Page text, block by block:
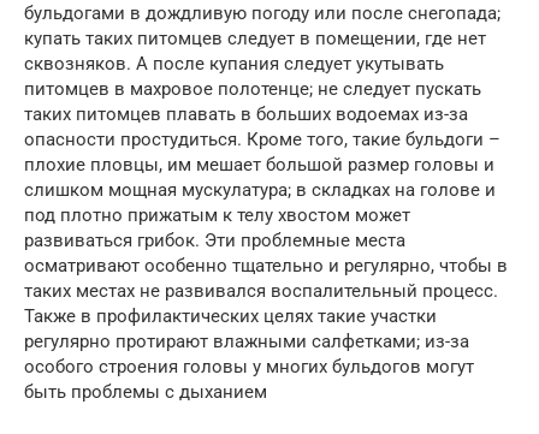
бульдогами в дождливую погоду или после снегопада;
купать таких питомцев следует в помещении, где нет
сквозняков. А после купания следует укутывать
питомцев в махровое полотенце; не следует пускать
таких питомцев плавать в больших водоемах из-за
опасности простудиться. Кроме того, такие бульдоги –
плохие пловцы, им мешает большой размер головы и
слишком мощная мускулатура; в складках на голове и
под плотно прижатым к телу хвостом может
развиваться грибок. Эти проблемные места
осматривают особенно тщательно и регулярно, чтобы в
таких местах не развивался воспалительный процесс.
Также в профилактических целях такие участки
регулярно протирают влажными салфетками; из-за
особого строения головы у многих бульдогов могут
быть проблемы с дыханием